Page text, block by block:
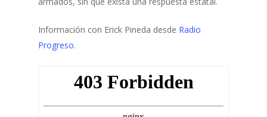
Información con Erick Pineda desde Radio
Progreso.